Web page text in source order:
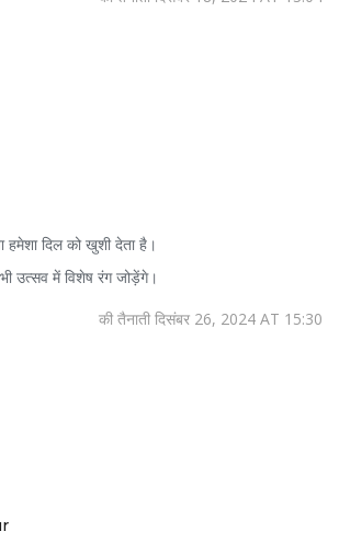
हमेशा दिल को खुशी देता है।
उत्सव में विशेष रंग जोड़ेंगे।
की तैनाती दिसंबर 26, 2024 AT 15:30